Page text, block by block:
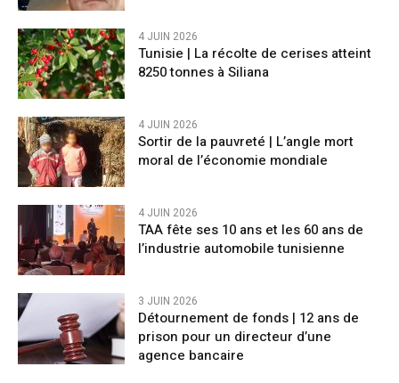
4 JUIN 2026
Tunisie | La récolte de cerises atteint
8250 tonnes à Siliana
4 JUIN 2026
Sortir de la pauvreté | L’angle mort
moral de l’économie mondiale
4 JUIN 2026
TAA fête ses 10 ans et les 60 ans de
l’industrie automobile tunisienne
3 JUIN 2026
Détournement de fonds | 12 ans de
prison pour un directeur d’une
agence bancaire